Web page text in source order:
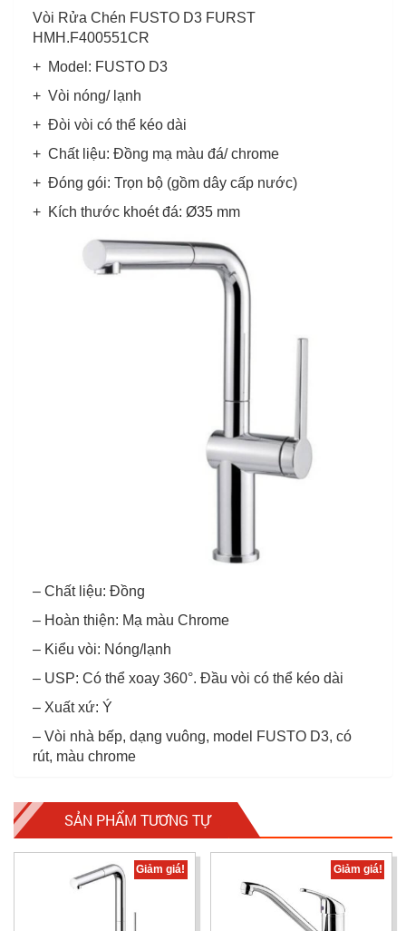
Vòi Rửa Chén FUSTO D3 FURST
HMH.F400551CR
+ Model: FUSTO D3
+ Vòi nóng/ lạnh
+ Đòi vòi có thể kéo dài
+ Chất liệu: Đồng mạ màu đá/ chrome
+ Đóng gói: Trọn bộ (gồm dây cấp nước)
+ Kích thước khoét đá: Ø35 mm
– Chất liệu: Đồng
– Hoàn thiện: Mạ màu Chrome
– Kiểu vòi: Nóng/lạnh
– USP: Có thể xoay 360°. Đầu vòi có thể kéo dài
– Xuất xứ: Ý
– Vòi nhà bếp, dạng vuông, model FUSTO D3, có
rút, màu chrome
SẢN PHẨM TƯƠNG TỰ
Giảm giá! Giảm giá!